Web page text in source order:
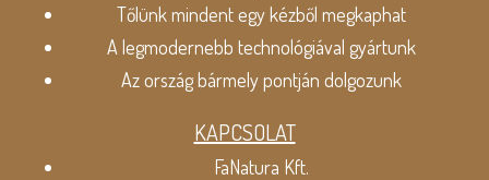
Tőlünk mindent egy kézből megkaphat
A legmodernebb technológiával gyártunk
Az ország bármely pontján dolgozunk
KAPCSOLAT
FaNatura Kft.